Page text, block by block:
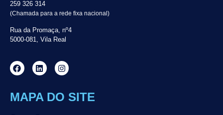
259 326 314
(Chamada para a rede fixa nacional)
Rua da Promaça, nº4
5000-081, Vila Real
MAPA DO SITE